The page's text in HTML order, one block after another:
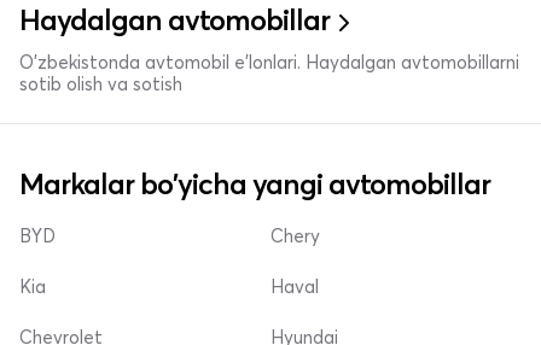
Haydalgan avtomobillar
O'zbekistonda avtomobil e’lonlari. Haydalgan avtomobillarni
sotib olish va sotish
Markalar bo'yicha yangi avtomobillar
BYD
Kia
Chevrolet
Chery
Haval
Hyundai